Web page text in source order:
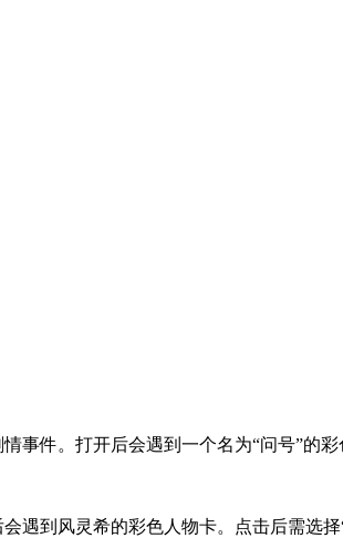
事件。打开后会遇到一个名为“问号”的
遇到风灵希的彩色人物卡。点击后需选